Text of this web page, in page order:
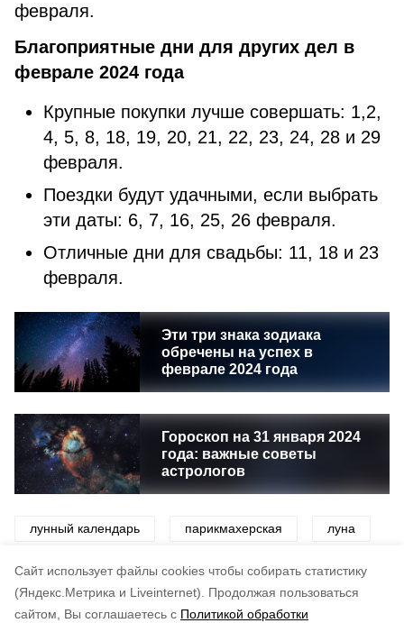
Cайт использует файлы cookies чтобы собирать статистику
(Яндекс.Метрика и Liveinternet).
Продолжая пользоваться
сайтом, Вы соглашаетесь с Политикой обработки
Подписывайтесь на наш Telegram
февраля.
Благоприятные дни для других дел в
феврале 2024 года
Крупные покупки лучше совершать: 1,2,
4, 5, 8, 18, 19, 20, 21, 22, 23, 24, 28 и 29
февраля.
Поездки будут удачными, если выбрать
эти даты: 6, 7, 16, 25, 26 февраля.
Отличные дни для свадьбы: 11, 18 и 23
февраля.
Эти три знака зодиака
обречены на успех в
феврале 2024 года
Гороскоп на 31 января 2024
года: важные советы
астрологов
лунный календарь парикмахерская луна
стилист астрология гороскоп